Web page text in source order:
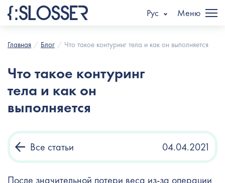
Рус Меню
Главная Блог Что такое контуринг тела и как он выполняется
Что такое контуринг
тела и как он
выполняется
Все статьи 04.04.2021
После значительной потери веса из-за операции